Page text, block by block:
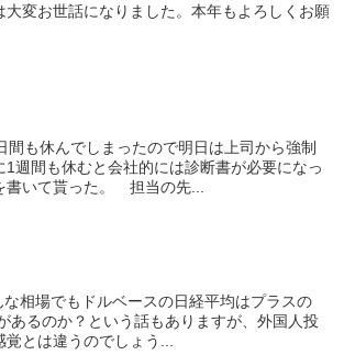
変お世話になりました。本年もよろしくお願
も休んでしまったので明日は上司から強制
間も休むと会社的には診断書が必要になっ
書いて貰った。 担当の先...
相場でもドルベースの日経平均はプラスの
るのか？という話もありますが、外国人投
とは違うのでしょう...